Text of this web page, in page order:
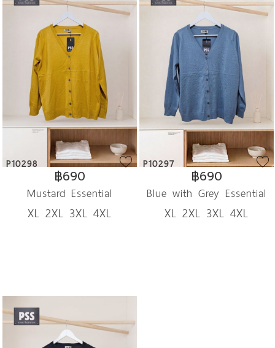
P10298
฿690
Mustard Essential
Cardigan
XL 2XL 3XL 4XL
P10297
฿690
Blue with Grey Essential
Cardigan
XL 2XL 3XL 4XL